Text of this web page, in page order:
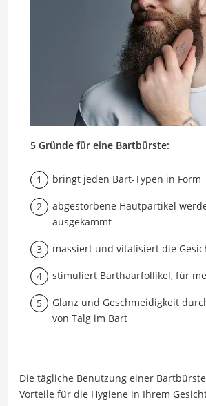
5 Gründe für eine Bartbürste:
bringt jeden Bart-Typen in Form
abgestorbene Hautpartikel
ausgekämmt
massiert und vitalisiert die
stimuliert Barthaarfollikel, für
Glanz und Geschmeidigkeit
von Talg im Bart
Die tägliche Benutzung einer
Vorteile für die Hygiene in Ihrem